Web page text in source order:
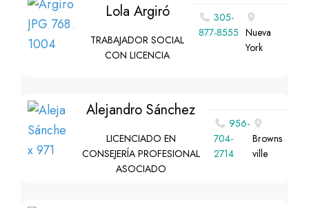
Lola Argiró
TRABAJADOR SOCIAL
CON LICENCIA
305-
877-8555 Nueva
York
Alejandro Sánchez
LICENCIADO EN
CONSEJERÍA PROFESIONAL
ASOCIADO
956-
704-
2714
Browns
ville